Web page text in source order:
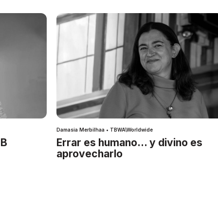
Damasia Merbilhaa • TBWA\Worldwide
Errar es humano… y divino es
aprovecharlo